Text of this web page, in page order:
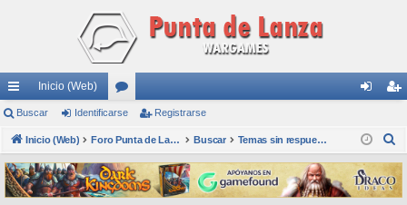
nl
ac
es
rá
Inicio (Web)
or
os nti
fic
ar
ist
ra
rs
Buscar Identificarse Registrarse
Inicio (Web) Foro Punta de Lanza Wargames Buscar Temas sin respuesta
s
c